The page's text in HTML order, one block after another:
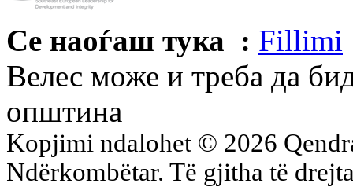
Се наоѓаш тука : Fillimi
Велес може и треба да
општина
Kopjimi ndalohet © 2026
Ndërkombëtar. Të gjitha të